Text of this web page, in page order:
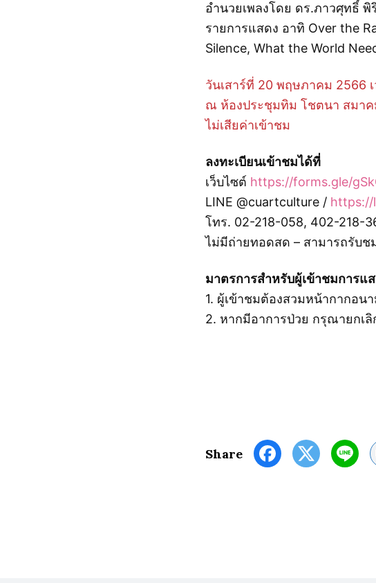
อำนวยเพลงโดย ดร.ภาวศุทธิ์
รายการแสดง อาทิ Over the
Silence, What the World
วันเสาร์ที่ 20 พฤษภาคม 2566 เ
ณ ห้องประชุมทิม โชตนา สมาค
ไม่เสียค่าเข้าชม
ลงทะเบียนเข้าชมได้ที่
เว็บไซต์ https://forms.gle/
LINE @cuartculture / https://
โทร. 02-218-058, 402-218-
ไม่มีถ่ายทอดสด – สามารถรับช
มาตรการสำหรับผู้เข้าชมการแ
1. ผู้เข้าชมต้องสวมหน้ากากอน
2. หากมีอาการป่วย กรุณายกเ
Share